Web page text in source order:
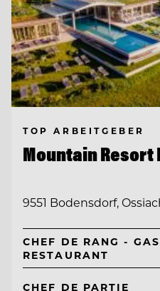
TOP ARBEITGEBER
Mountain Resort
9551 Bodensdorf,
CHEF DE RANG -
RESTAURANT
CHEF DE PARTIE